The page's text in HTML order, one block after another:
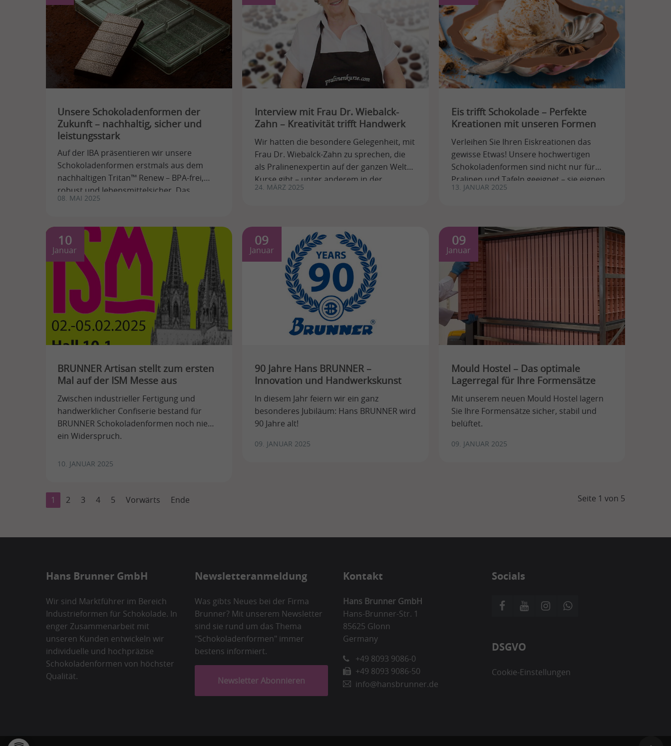
Unsere Schokoladenformen der
Zukunft – nachhaltig, sicher und
leistungsstark
Auf der IBA präsentieren wir unsere
Schokoladenformen erstmals aus dem
nachhaltigen Tritan™ Renew – BPA-frei,
robust und lebensmittelsicher. Das
Material überzeugt durch hohe ...
08. MAI 2025
Interview mit Frau Dr. Wiebalck-
Zahn – Kreativität trifft Handwerk
Wir hatten die besondere Gelegenheit, mit
Frau Dr. Wiebalck-Zahn zu sprechen, die
als Pralinenexpertin auf der ganzen Welt
Kurse gibt – unter anderem in der
traumhaften Villa ...
24. MÄRZ 2025
Eis trifft Schokolade – Perfekte
Kreationen mit unseren Formen
Verleihen Sie Ihren Eiskreationen das
gewisse Etwas! Unsere hochwertigen
Schokoladenformen sind nicht nur für
Pralinen und Tafeln geeignet – sie eignen
sich perfekt, um darin eine ...
13. JANUAR 2025
10
Januar
BRUNNER Artisan stellt zum ersten
Mal auf der ISM Messe aus
Zwischen industrieller Fertigung und
handwerklicher Confiserie bestand für
BRUNNER Schokoladenformen noch nie
ein Widerspruch.
10. JANUAR 2025
09
Januar
90 Jahre Hans BRUNNER –
Innovation und Handwerkskunst
In diesem Jahr feiern wir ein ganz
besonderes Jubiläum: Hans BRUNNER wird
90 Jahre alt!
09. JANUAR 2025
09
Januar
Mould Hostel – Das optimale
Lagerregal für Ihre Formensätze
Mit unserem neuen Mould Hostel lagern
Sie Ihre Formensätze sicher, stabil und
belüftet.
09. JANUAR 2025
Seite 1 von 5
1 2 3 4 5 Vorwärts Ende
Hans Brunner GmbH
Wir sind Marktführer im Bereich
Industrieformen für Schokolade. In
enger Zusammenarbeit mit
unseren Kunden entwickeln wir
individuelle und hochpräzise
Schokoladenformen von höchster
Qualität.
Newsletteranmeldung
Was gibts Neues bei der Firma
Brunner? Mit unserem Newsletter
sind sie rund um das Thema
"Schokoladenformen" immer
bestens informiert.
Newsletter Abonnieren
Kontakt
Hans Brunner GmbH
Hans-Brunner-Str. 1
85625 Glonn
Germany
+49 8093 9086-0
+49 8093 9086-50
info@hansbrunner.de
Socials
DSGVO
Cookie-Einstellungen